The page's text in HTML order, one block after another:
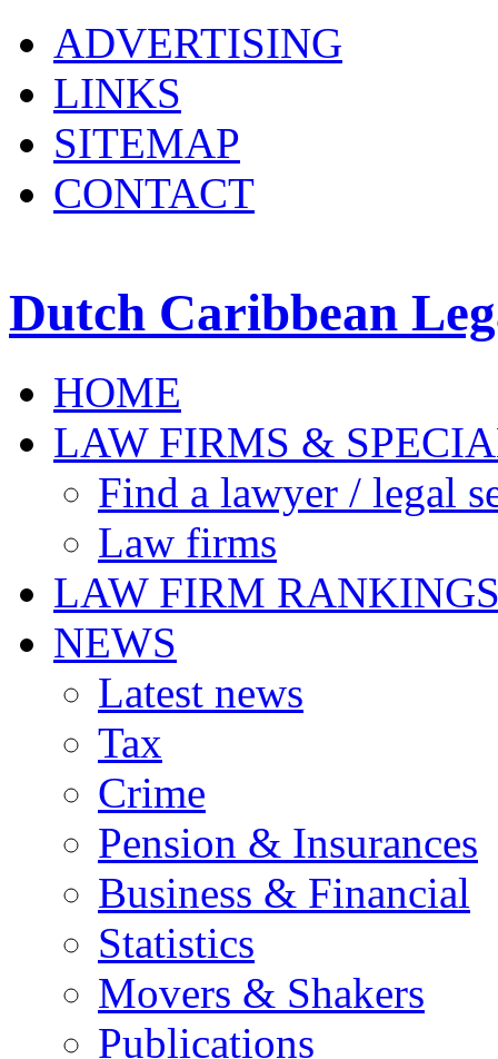
ADVERTISING
LINKS
SITEMAP
CONTACT
Dutch Caribbean
HOME
LAW FIRMS &
Find a lawyer / legal
Law firms
LAW FIRM
NEWS
Latest news
Tax
Crime
Pension & Insurances
Business & Financial
Statistics
Movers & Shakers
Publications